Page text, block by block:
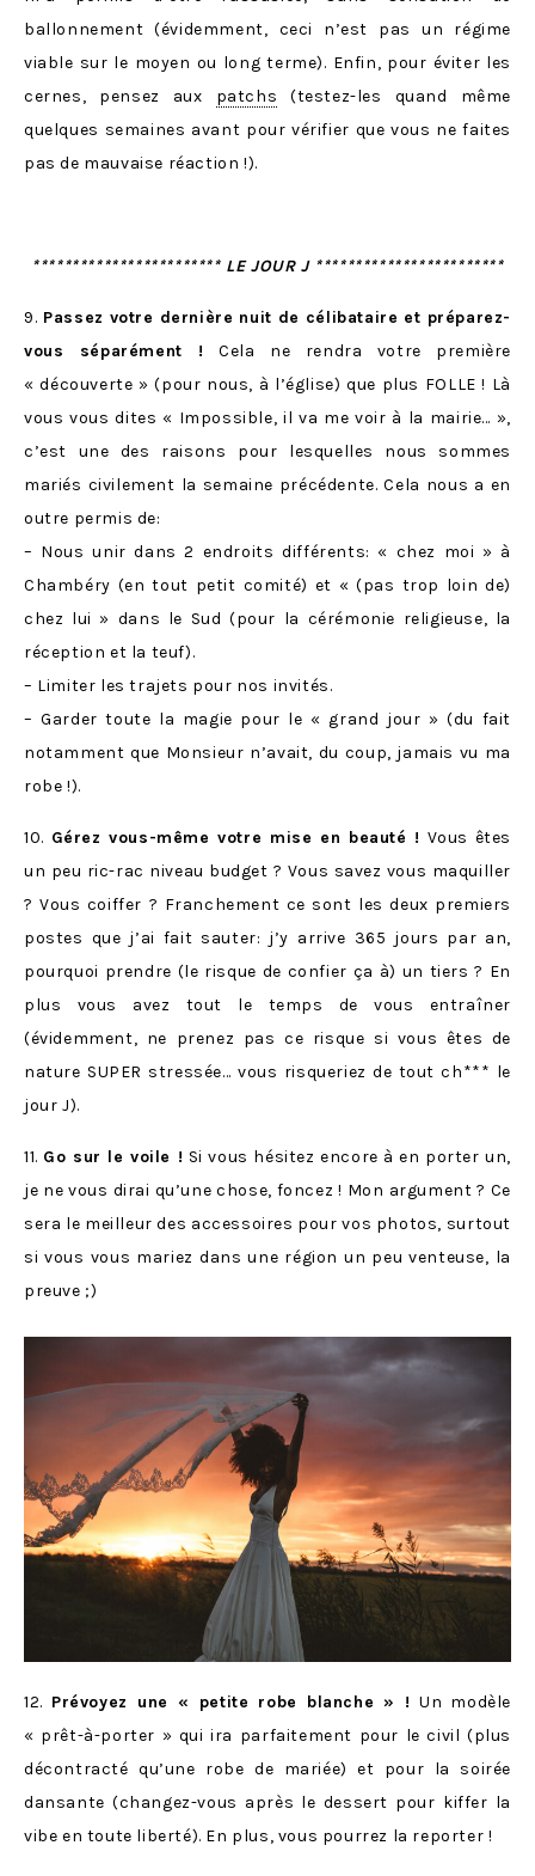
ballonnement (évidemment, ceci n’est pas un régime
viable sur le moyen ou long terme). Enfin, pour éviter les
cernes, pensez aux patchs (testez-les quand même
quelques semaines avant pour vérifier que vous ne faites
pas de mauvaise réaction !).
************************ LE JOUR J ************************
9. Passez votre dernière nuit de célibataire et préparez-
vous séparément !
Cela ne rendra votre première
« découverte » (pour nous, à l’église) que plus FOLLE ! Là
vous vous dites « Impossible, il va me voir à la mairie… »,
c’est une des raisons pour lesquelles nous sommes
mariés civilement la semaine précédente. Cela nous a en
outre permis de:
– Nous unir dans 2 endroits différents: « chez moi » à
Chambéry (en tout petit comité) et « (pas trop loin de)
chez lui » dans le Sud (pour la cérémonie religieuse, la
réception et la teuf).
– Limiter les trajets pour nos invités.
– Garder toute la magie pour le « grand jour » (du fait
notamment que Monsieur n’avait, du coup, jamais vu ma
robe !).
10. Gérez vous-même votre mise en beauté ! Vous êtes
un peu ric-rac niveau budget ? Vous savez vous maquiller
? Vous coiffer ? Franchement ce sont les deux premiers
postes que j’ai fait sauter: j’y arrive 365 jours par an,
pourquoi prendre (le risque de confier ça à) un tiers ? En
plus vous avez tout le temps de vous entraîner
(évidemment, ne prenez pas ce risque si vous êtes de
nature SUPER stressée… vous risqueriez de tout ch*** le
jour J).
11. Go sur le voile ! Si vous hésitez encore à en porter un,
je ne vous dirai qu’une chose, foncez ! Mon argument ? Ce
sera le meilleur des accessoires pour vos photos, surtout
si vous vous mariez dans une région un peu venteuse, la
preuve ;)
12. Prévoyez une « petite robe blanche » ! Un modèle
« prêt-à-porter » qui ira parfaitement pour le civil (plus
décontracté qu’une robe de mariée) et pour la soirée
dansante (changez-vous après le dessert pour kiffer la
vibe en toute liberté). En plus, vous pourrez la reporter !